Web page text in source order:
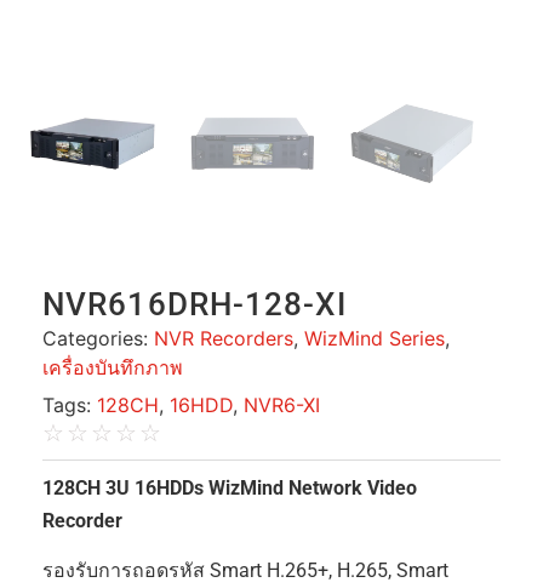
NVR616DRH-128-XI
Categories: NVR Recorders, WizMind Series,
เครื่องบันทึกภาพ
Tags: 128CH, 16HDD, NVR6-XI
☆ ☆ ☆ ☆ ☆
128CH 3U 16HDDs WizMind Network Video
Recorder
รองรับการถอดรหัส Smart H.265+, H.265, Smart